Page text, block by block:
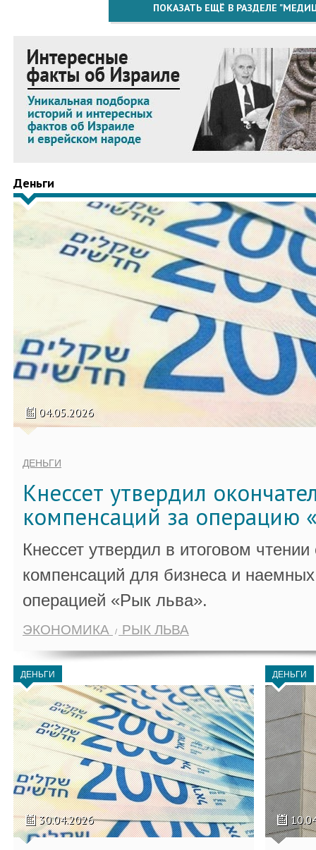
ПОКАЗАТЬ ЕЩЁ В РАЗДЕЛЕ
Деньги
04.05.2026
ДЕНЬГИ
Кнессет утвердил
компенсаций за операцию
Кнессет утвердил в итоговом
компенсаций для бизнеса и
операцией «Рык льва».
ЭКОНОМИКА РЫК ЛЬВА
ДЕНЬГИ
30.04.2026
ДЕНЬГИ